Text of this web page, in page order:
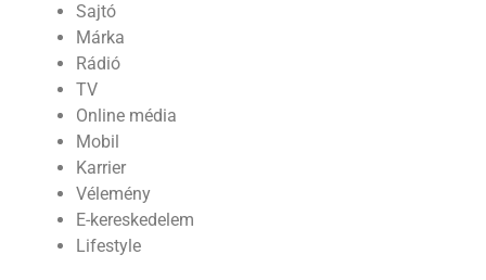
Sajtó
Márka
Rádió
TV
Online média
Mobil
Karrier
Vélemény
E-kereskedelem
Lifestyle